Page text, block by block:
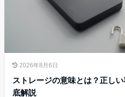
2026年8月6日
ストレージの意味とは？正し
底解説